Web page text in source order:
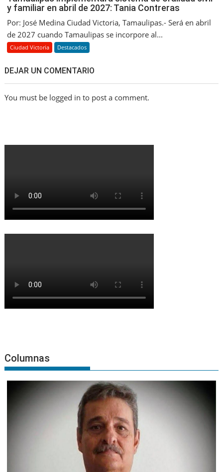
y familiar en abril de 2027: Tania Contreras
Por: José Medina Ciudad Victoria, Tamaulipas.- Será en abril
de 2027 cuando Tamaulipas se incorpore al...
Ciudad Victoria Destacados
DEJAR UN COMENTARIO
You must be logged in to post a comment.
Columnas